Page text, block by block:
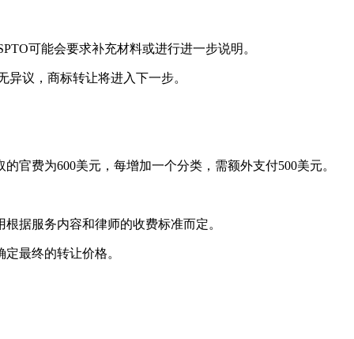
可能会要求补充材料或进行进一步说明。
议，商标转让将进入下一步。
官费为600美元，每增加一个分类，需额外支付500美元。
据服务内容和律师的收费标准而定。
最终的转让价格。